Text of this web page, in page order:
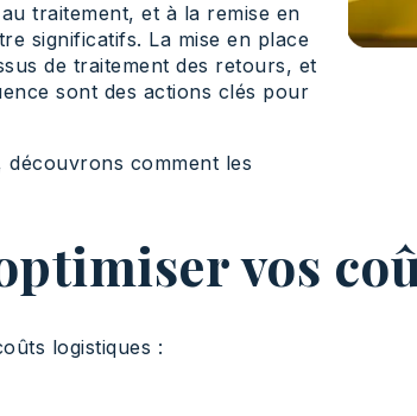
traitement, et à la remise en
significatifs. La mise en place
de traitement des retours, et
sont des actions clés pour
découvrons comment les
vos
logistiques :